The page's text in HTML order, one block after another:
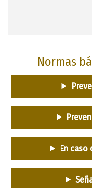
Normas
En caso